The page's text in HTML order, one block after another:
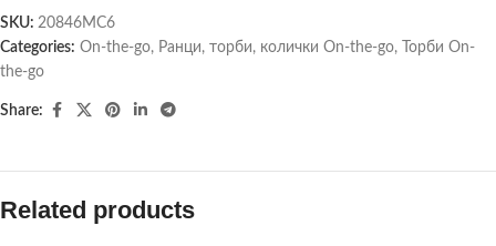
SKU: 20846MC6
Categories: On-the-go, Ранци, торби, колички On-the-go,
Торби On-
the-go
Share:
Related products